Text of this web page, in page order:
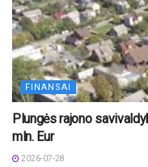
FINANSAI
Plungės rajono
mln. Eur
2026-07-28